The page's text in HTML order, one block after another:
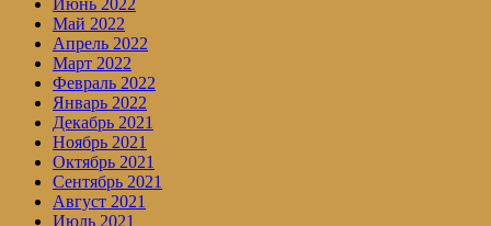
Май 2022
Апрель 2022
Март 2022
Февраль 2022
Январь 2022
Декабрь 2021
Ноябрь 2021
Октябрь 2021
Сентябрь 2021
Август 2021
Июль 2021